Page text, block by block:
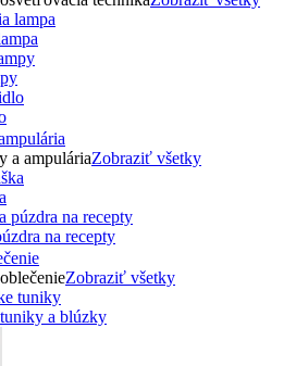
a ampuláriaZobraziť všetky
na recepty
Zobraziť všetky
a blúzky